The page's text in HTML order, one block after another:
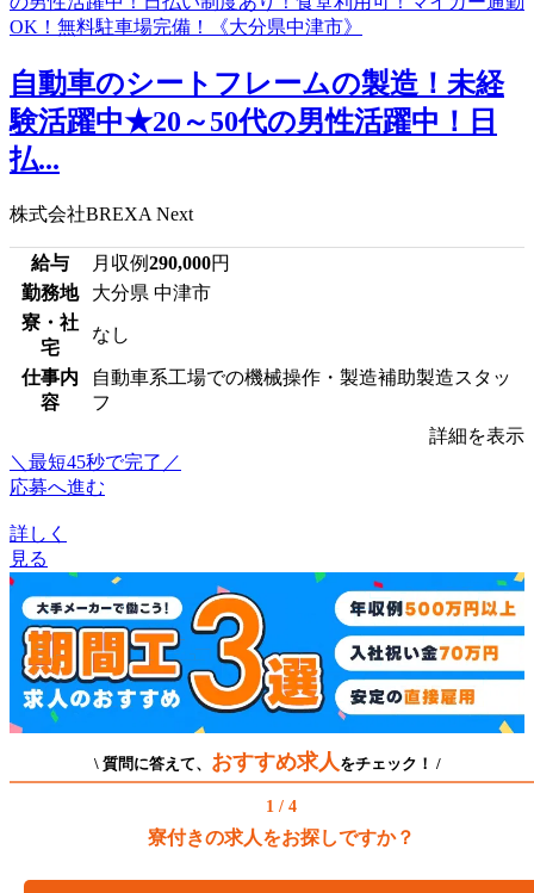
自動車のシートフレームの製造！未経
験活躍中★20～50代の男性活躍中！日
払...
株式会社BREXA Next
給与 月収例290,000円
勤務地
大分県 中津市
寮・社
宅
なし
仕事内
容
自動車系工場での機械操作・製造補助製造スタッ
フ
詳細を表示
＼最短45秒で完了／
応募へ進む
詳しく
見る
\ 質問に答えて、 おすすめ求人 をチェック！ /
1 / 4
寮付きの求人をお探しですか？